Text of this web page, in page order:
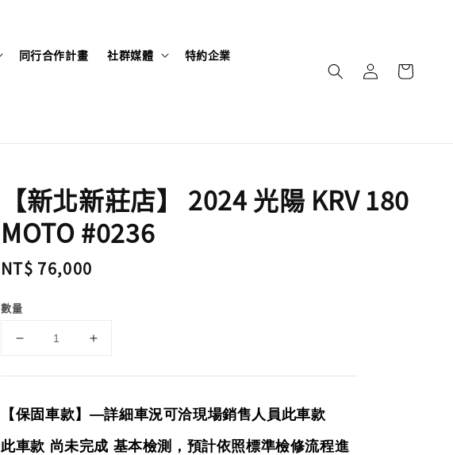
同行合作計畫 社群媒體 特約企業
【新北新莊店】 2024 光陽 KRV 180
MOTO #0236
Regular
NT$ 76,000
數量
【保固車款】—詳細車況可洽現場銷售人員此車款
此車款 尚未完成 基本檢測，預計依照標準檢修流程進